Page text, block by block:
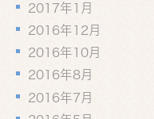
2017年1月
2016年12月
2016年10月
2016年8月
2016年7月